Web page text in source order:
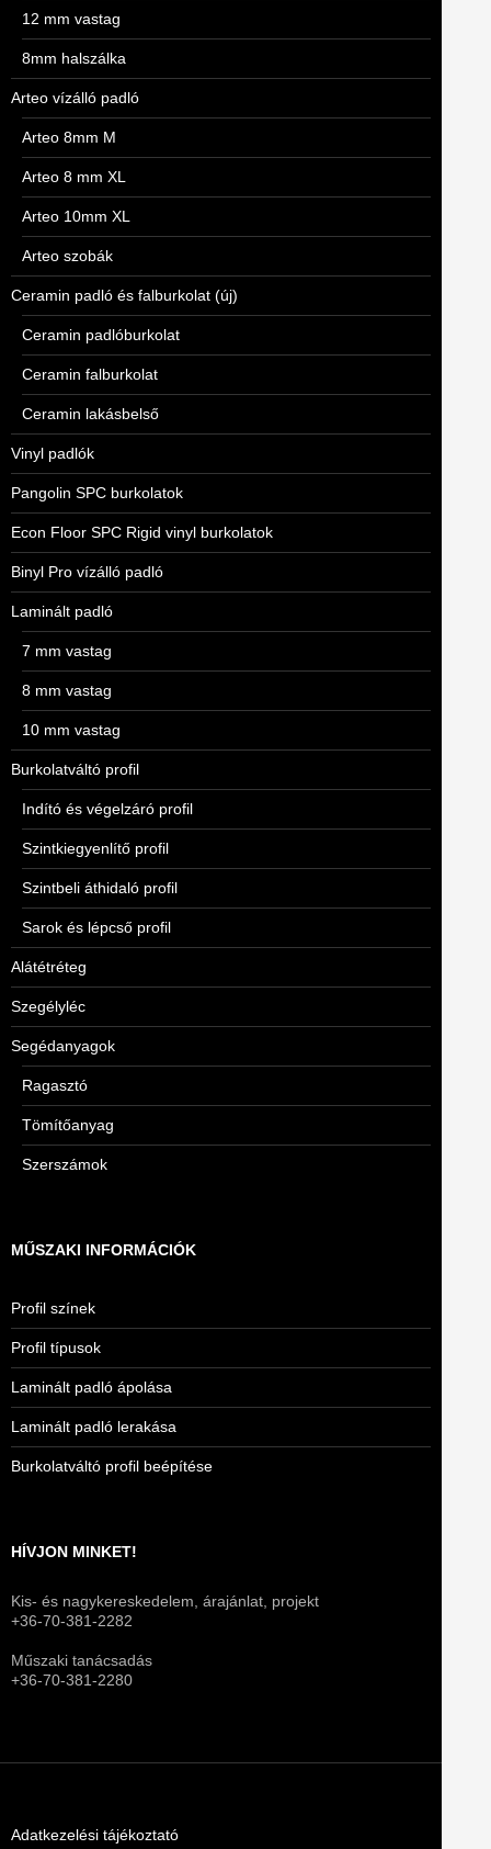
12 mm vastag
8mm halszálka
Arteo vízálló padló
Arteo 8mm M
Arteo 8 mm XL
Arteo 10mm XL
Arteo szobák
Ceramin padló és falburkolat (új)
Ceramin padlóburkolat
Ceramin falburkolat
Ceramin lakásbelső
Vinyl padlók
Pangolin SPC burkolatok
Econ Floor SPC Rigid vinyl burkolatok
Binyl Pro vízálló padló
Laminált padló
7 mm vastag
8 mm vastag
10 mm vastag
Burkolatváltó profil
Indító és végelzáró profil
Szintkiegyenlítő profil
Szintbeli áthidaló profil
Sarok és lépcső profil
Alátétréteg
Szegélyléc
Segédanyagok
Ragasztó
Tömítőanyag
Szerszámok
MŰSZAKI INFORMÁCIÓK
Profil színek
Profil típusok
Laminált padló ápolása
Laminált padló lerakása
Burkolatváltó profil beépítése
HÍVJON MINKET!
Kis- és nagykereskedelem, árajánlat, projekt
+36-70-381-2282
Műszaki tanácsadás
+36-70-381-2280
Adatkezelési tájékoztató